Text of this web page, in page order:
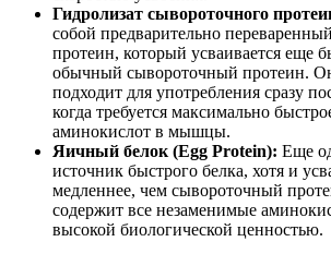
Гидролизат сывороточного
собой предварительно
протеин, который усваивается еще
обычный сывороточный протеин.
подходит для употребления сразу
когда требуется максимально
аминокислот в мышцы.
Яичный белок (Egg Protein): Еще
источник быстрого белка, хотя и
медленнее, чем сывороточный
содержит все незаменимые
высокой биологической ценностью.